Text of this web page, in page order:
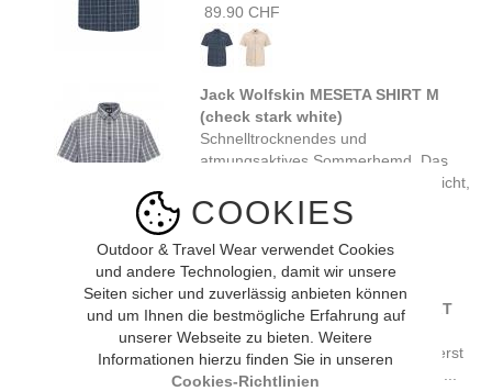
COOKIES
Outdoor & Travel Wear verwendet Cookies
und andere Technologien, damit wir unsere
Seiten sicher und zuverlässig anbieten können
und um Ihnen die bestmögliche Erfahrung auf
unserer Webseite zu bieten. Weitere
Informationen hierzu finden Sie in unseren
Cookies-Richtlinien
89.90 CHF
Jack Wolfskin MESETA SHIRT M
(check stark white)
Schnelltrocknendes und
atmungsaktives Sommerhemd. Das
kurzärmelige MESETA SHIRT ist leicht,
...
64.90 CHF
Jack Wolfskin EL DORADO SHIRT
MEN (bay leaf check)
Bleib kühl und trocken in dem äußerst
atmungsaktiven Kurzarmshirt. Das ...